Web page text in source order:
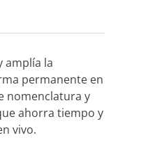
amplía la
permanente en
nomenclatura y
ahorra tiempo y
vivo.